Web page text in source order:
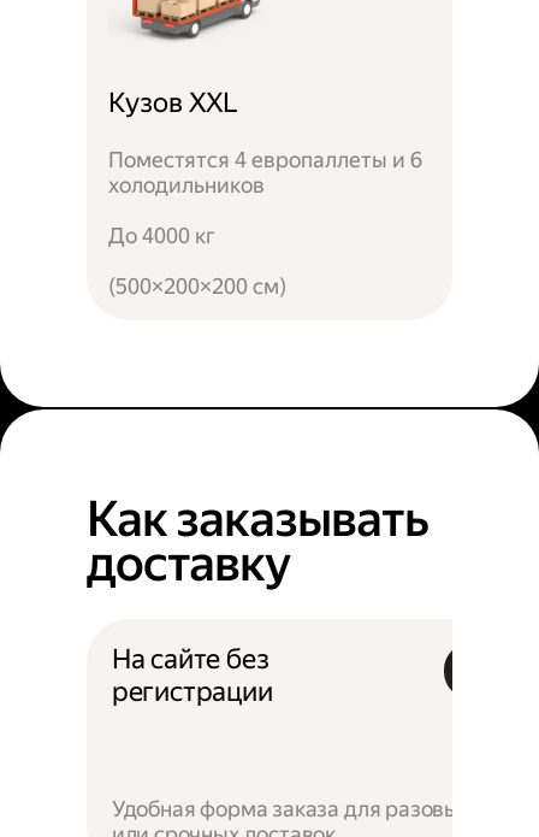
Кузов XXL
Поместятся 4 европаллеты и 6
холодильников
До 4000 кг
(500×200×200 см)
Как заказывать
доставку
На сайте без
регистрации
Удобная форма заказа для разовых